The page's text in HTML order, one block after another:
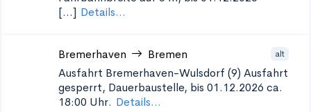
[...] Details...
Bremerhaven Bremen alt
Ausfahrt Bremerhaven-Wulsdorf (9) Ausfahrt
gesperrt, Dauerbaustelle, bis 01.12.2026 ca.
18:00 Uhr. Details...